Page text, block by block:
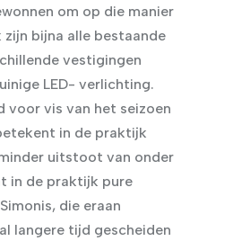
om op die manier
bijna alle bestaande
vestigingen
LED- verlichting.
voor vis van het seizoen
in de praktijk
uitstoot van onder
in de praktijk pure
die eraan
langere tijd gescheiden